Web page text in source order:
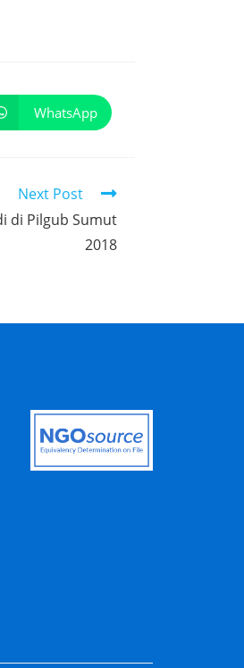
WhatsApp
Next Post
di Pilgub Sumut
2018